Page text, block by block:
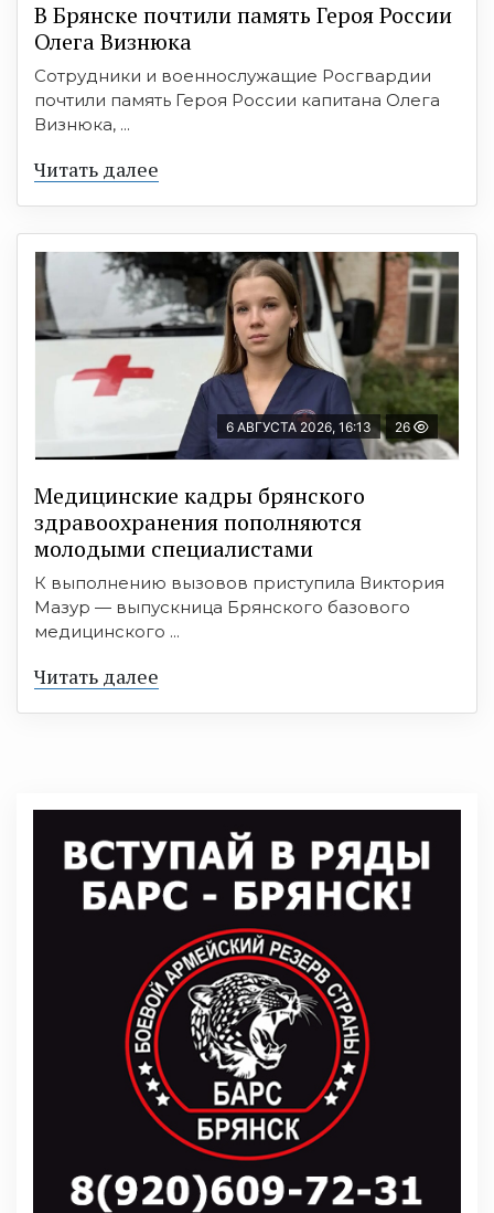
В Брянске почтили память Героя России
Олега Визнюка
Сотрудники и военнослужащие Росгвардии
почтили память Героя России капитана Олега
Визнюка, ...
Читать далее
6 АВГУСТА 2026, 16:13 26
Медицинские кадры брянского
здравоохранения пополняются
молодыми специалистами
К выполнению вызовов приступила Виктория
Мазур — выпускница Брянского базового
медицинского ...
Читать далее